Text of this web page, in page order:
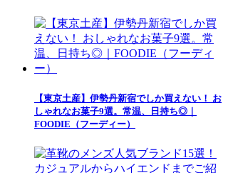
【東京土産】伊勢丹新宿でしか買えない！ お
しゃれなお菓子9選。常温、日持ち◎｜
FOODIE（フーディー）